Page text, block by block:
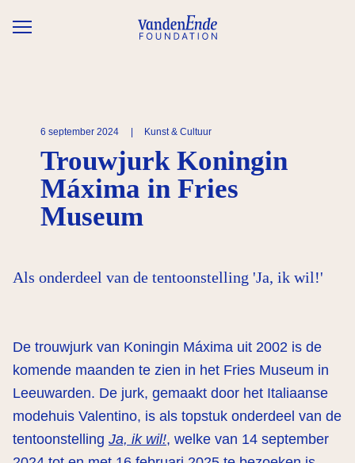
Overslaan en naar de inhoud gaan
6 september 2024 Kunst & Cultuur
Trouwjurk Koningin
Máxima in Fries
Museum
Als onderdeel van de tentoonstelling 'Ja, ik wil!'
De trouwjurk van Koningin Máxima uit 2002 is de
komende maanden te zien in het Fries Museum in
Leeuwarden. De jurk, gemaakt door het Italiaanse
modehuis Valentino, is als topstuk onderdeel van de
tentoonstelling Ja, ik wil!, welke van 14 september